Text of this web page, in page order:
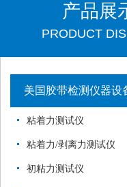
产品展
PRODUCT
美国胶带检测仪器设
粘着力测试仪
粘着力/剥离力测试仪
初粘力测试仪